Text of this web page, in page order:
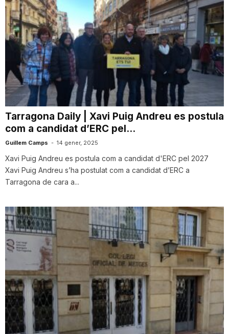
Tarragona Daily | Xavi Puig Andreu es postula
com a candidat d’ERC pel...
Guillem Camps - 14 gener, 2025
Xavi Puig Andreu es postula com a candidat d'ERC pel 2027
Xavi Puig Andreu s’ha postulat com a candidat d’ERC a
Tarragona de cara a...